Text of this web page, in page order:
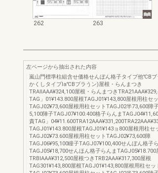
262 263
左ページから抽出された内容
嵐山門標準柱組含せ価格せんぼん格子タイプ他℃Bブ
かくしタイプla℃Bブラうン)屋根・らんまつき
TRAllAAA¥324,100屋根・らんまつき
TAG」01¥143.800屋根TAGJ01¥143,800屋根用柱セ
TAGJ02¥73,600屋根用柱セットTAGJ02半73,600障
5,100陣子TAGJ07¥100.400格子らんま
責TAG」
TAGJ01¥143.800屋根TAGJ01¥143ョ800屋根用柱セ
TAGJ02¥73.600屋根用柱セットTAGJ02¥73,600障
TAGJ06¥95,100瞳子TAGJ07¥100,400せんぼん格子
TAGJ05¥18,700せんほん格子らんまTAGJ05¥18.700
TRBlAAA¥312,500屋根つきTRB2AAA¥317,300屋根
TAG301¥143,800屋根TAGJ01¥143,800屋根用柱セッ